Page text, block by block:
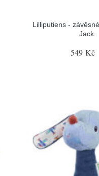
Lilliputiens -
Jack
549 Kč